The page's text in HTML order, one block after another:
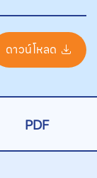
ดาวน์โหลด
PDF